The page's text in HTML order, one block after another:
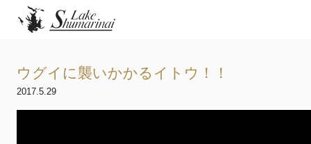
ウグイに襲いかかるイトウ！！
2017.5.29